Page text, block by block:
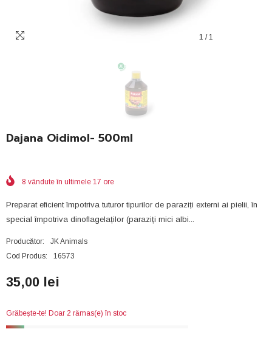
1 / 1
Dajana Oidimol- 500ml
8 vândute în ultimele 17 ore
Preparat eficient împotriva tuturor tipurilor de paraziți externi ai pielii, în
special împotriva dinoflagelaților (paraziți mici albi...
Producător:
JK Animals
Cod Produs:
16573
35,00 lei
Grăbește-te! Doar 2 rămas(e) în stoc